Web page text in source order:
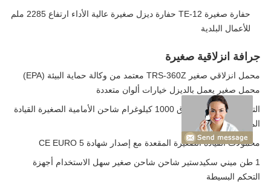
حفارة صغيرة TE-12 حفارة ديزل صغيرة عالية الأداء ارتفاع 2285 ملم
للأعمال البلدية
جرافة انزلاقية صغيرة
محمل انزلاقي صغير TRS-360Z معتمد من وكالة حماية البيئة (EPA)
محمل صغير يعمل بالديزل خيارات ألوان متعددة
التهوية المغلقة للصندوق 1000 كيلوغرام شاحن الأمامية الصغيرة القيادة
المنزلية 1 سنة ضمان
محمولات القيادة الصغيرة المقعدة مع إصدار شهادة CE EURO 5
1 طن ميني سكيدستير شاحن شاحن صغير سهل الاستخدام أجهزة
التحكم البسيطة